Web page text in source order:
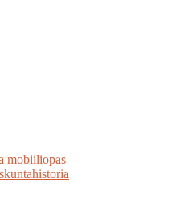
mobiiliopas